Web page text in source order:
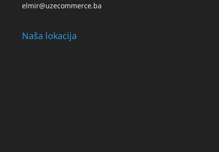
elmir@uzecommerce.ba
Naša lokacija